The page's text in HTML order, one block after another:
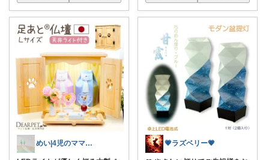
めい|4児のママおすすめ 💗ラズベリー💗